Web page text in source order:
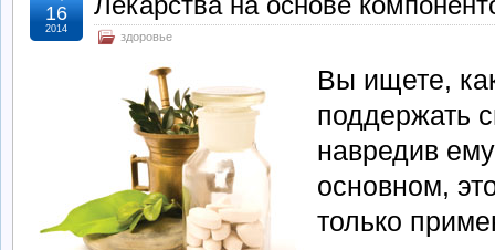
здоровье
16
2014
Вы ищете,
поддержать
навредив
основном,
только